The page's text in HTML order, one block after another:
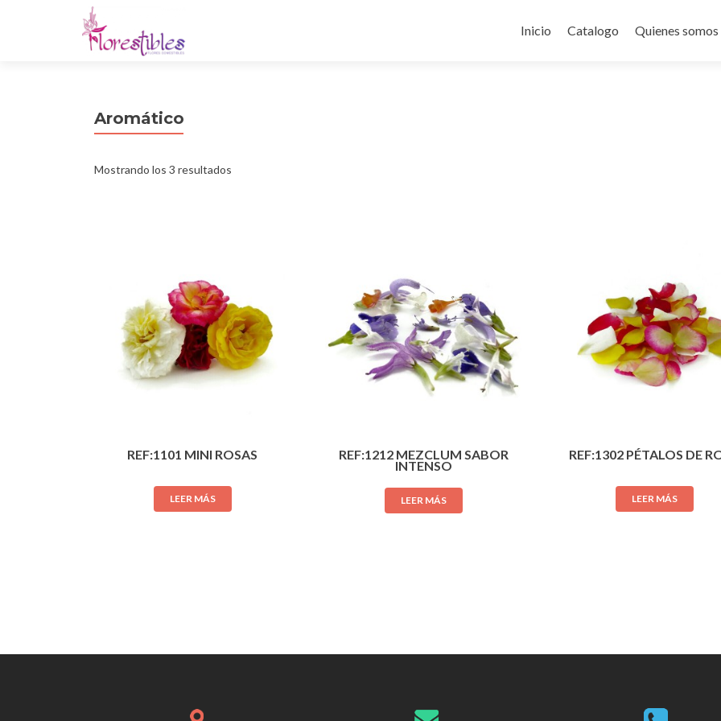
al
Inicio Catalogo Quienes somos
Aromático
Mostrando los 3 resultados
REF:1101 MINI ROSAS
LEER MÁS
REF:1212 MEZCLUM SABOR
INTENSO
LEER MÁS
REF:1302 PÉTALOS DE
LEER MÁS